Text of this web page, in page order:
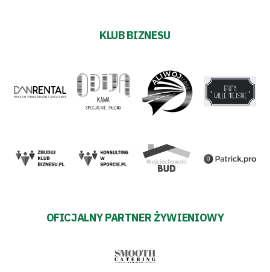
KLUB BIZNESU
OFICJALNY PARTNER ŻYWIENIOWY